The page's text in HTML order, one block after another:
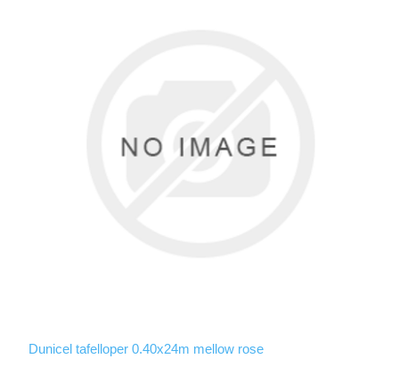
Dunicel tafelloper 0.40x24m mellow rose